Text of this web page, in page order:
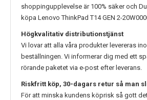
shoppingupplevelse är 100% säker och
köpa Lenovo ThinkPad T14 GEN 2-
Högkvalitativ distributionstjänst
Vi lovar att alla våra produkter levereras
beställningen. Vi informerar dig med ett
rörande paketet via e-post efter leverans.
Riskfritt köp, 30-dagars retur så man
För att minska kundens köprisk så gott